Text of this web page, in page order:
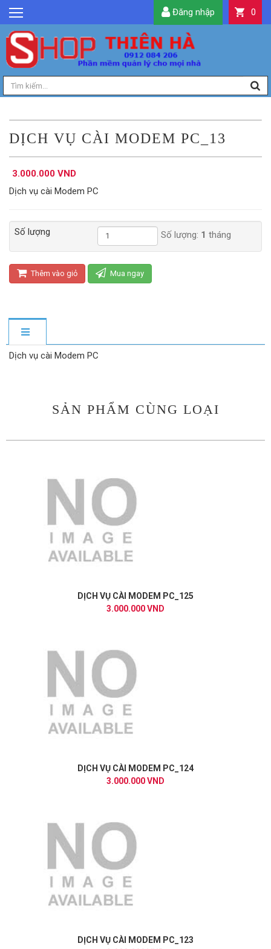
GIỚI THIỆU
TIN TỨC
SẢN PHẨM
DỊCH VỤ
LIÊN HỆ
TIỆN ÍCH
QUẢN LÝ
0
Đăng nhập
DỊCH VỤ CÀI MODEM PC_13
3.000.000 VND
Dịch vụ cài Modem PC
Số lượng Số lượng: 1 tháng
Thêm vào giỏ Mua ngay
Dịch vụ cài Modem PC
SẢN PHẨM CÙNG LOẠI
DỊCH VỤ CÀI MODEM PC_125
3.000.000 VND
DỊCH VỤ CÀI MODEM PC_124
3.000.000 VND
DỊCH VỤ CÀI MODEM PC_123